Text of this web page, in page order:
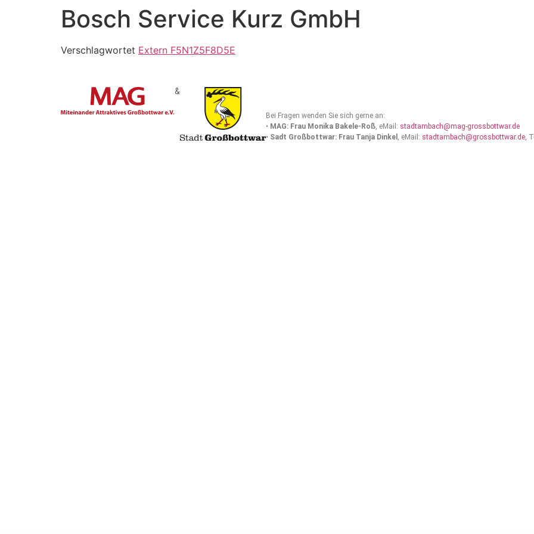
Bosch Service Kurz GmbH
Verschlagwortet Extern F5N1Z5F8D5E
&
Bei Fragen wenden Sie sich gerne an:
• MAG: Frau Monika Bakele-Roß, eMail: stadtambach@mag-grossbottwar.de
• Sadt Großbottwar: Frau Tanja Dinkel , eMail: stadtambach@grossbottwar.de,